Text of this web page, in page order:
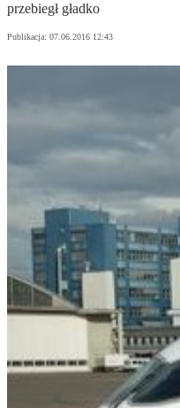
przebiegł gładko
Publikacja: 07.06.2016 12:43